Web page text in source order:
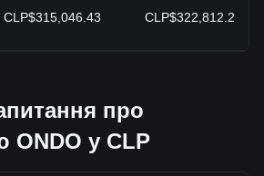
CLP$315,046.43 CLP$322,812.2
про
ONDO у CLP